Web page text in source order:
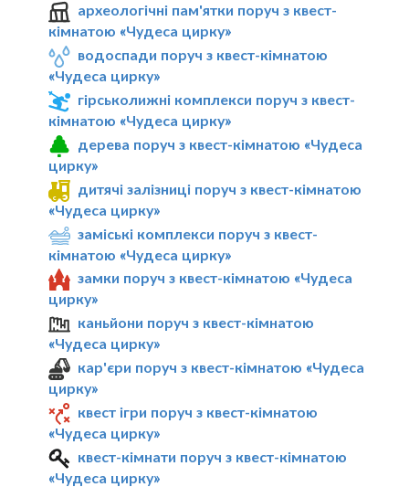
археологічні пам'ятки поруч з квест-
кімнатою «Чудеса цирку»
водоспади поруч з квест-кімнатою
«Чудеса цирку»
гірськолижні комплекси поруч з квест-
кімнатою «Чудеса цирку»
дерева поруч з квест-кімнатою «Чудеса
цирку»
дитячі залізниці поруч з квест-кімнатою
«Чудеса цирку»
заміські комплекси поруч з квест-
кімнатою «Чудеса цирку»
замки поруч з квест-кімнатою «Чудеса
цирку»
каньйони поруч з квест-кімнатою
«Чудеса цирку»
кар'єри поруч з квест-кімнатою «Чудеса
цирку»
квест ігри поруч з квест-кімнатою
«Чудеса цирку»
квест-кімнати поруч з квест-кімнатою
«Чудеса цирку»